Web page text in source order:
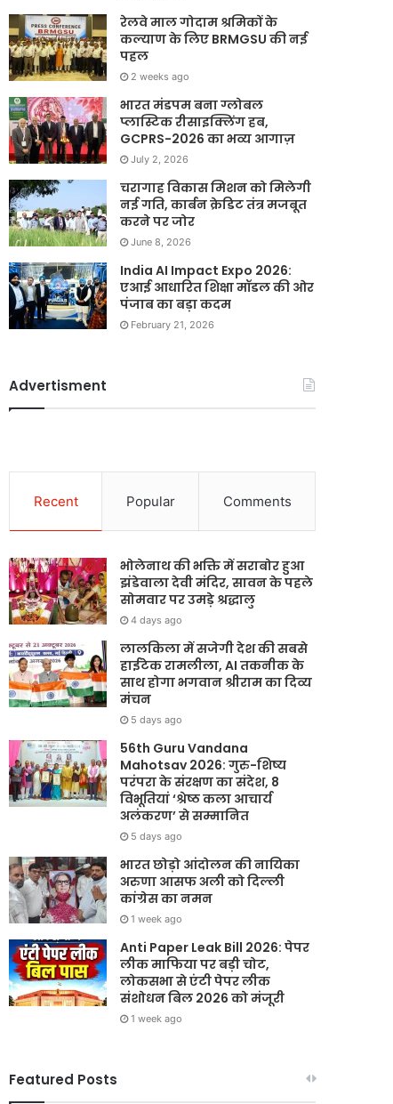
रेलवे माल गोदाम श्रमिकों के
कल्याण के लिए BRMGSU की नई
पहल
2 weeks ago
भारत मंडपम बना ग्लोबल
प्लास्टिक रीसाइक्लिंग हब,
GCPRS-2026 का भव्य आगाज़
July 2, 2026
चरागाह विकास मिशन को मिलेगी
नई गति, कार्बन क्रेडिट तंत्र मजबूत
करने पर जोर
June 8, 2026
India AI Impact Expo 2026:
एआई आधारित शिक्षा मॉडल की ओर
पंजाब का बड़ा कदम
February 21, 2026
Advertisment
Recent Popular Comments
भोलेनाथ की भक्ति में सराबोर हुआ
झंडेवाला देवी मंदिर, सावन के पहले
सोमवार पर उमड़े श्रद्धालु
4 days ago
लालकिला में सजेगी देश की सबसे
हाईटेक रामलीला, AI तकनीक के
साथ होगा भगवान श्रीराम का दिव्य
मंचन
5 days ago
56th Guru Vandana
Mahotsav 2026: गुरु-शिष्य
परंपरा के संरक्षण का संदेश, 8
विभूतियां ‘श्रेष्ठ कला आचार्य
अलंकरण’ से सम्मानित
5 days ago
भारत छोड़ो आंदोलन की नायिका
अरुणा आसफ अली को दिल्ली
कांग्रेस का नमन
1 week ago
Anti Paper Leak Bill 2026: पेपर
लीक माफिया पर बड़ी चोट,
लोकसभा से एंटी पेपर लीक
संशोधन बिल 2026 को मंजूरी
1 week ago
Featured Posts